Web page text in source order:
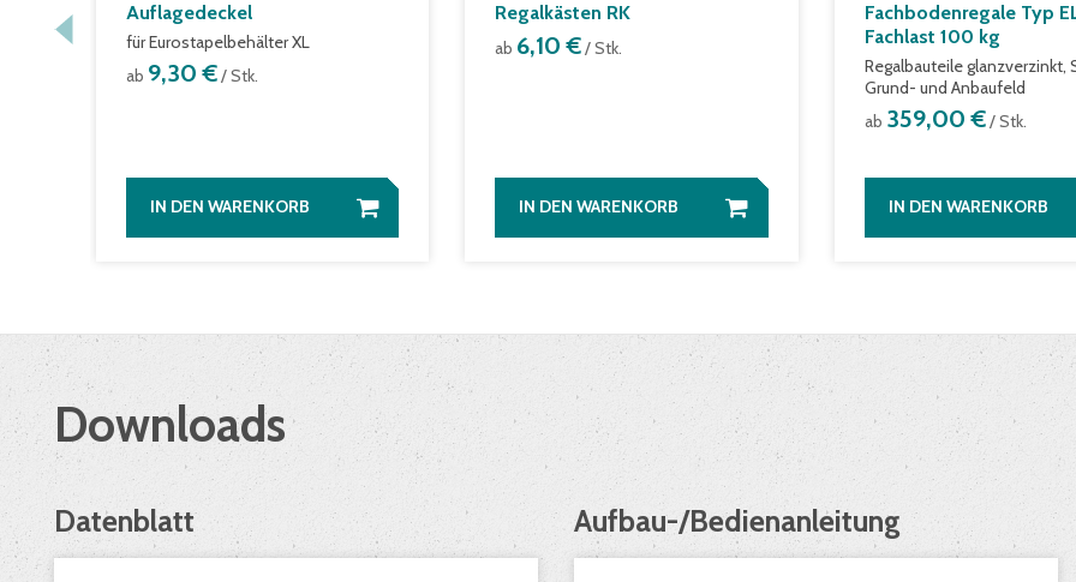
Auflagedeckel
für Eurostapelbehälter XL
ab 9,30 €/ Stk.
IN DEN WARENKORB
Regalkästen RK
ab 6,10 €/ Stk.
IN DEN WARENKORB
Fachbodenregale Typ
Fachlast 100 kg
Regalbauteile glanzverzinkt,
Grund- und Anbaufeld
ab 359,00 €/ Stk.
IN DEN WARENKORB
Downloads
Datenblatt Aufbau-/Bedienanleitung